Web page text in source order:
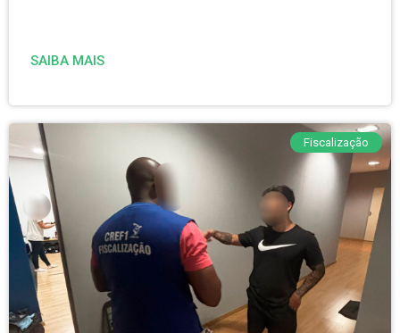
SAIBA MAIS
Fiscalização